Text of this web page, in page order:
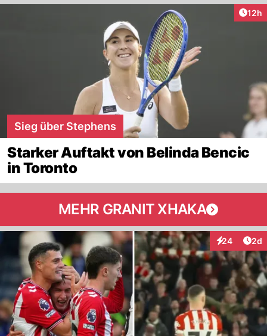
12h
Sieg über Stephens
Starker Auftakt von Belinda Bencic
in Toronto
MEHR GRANIT XHAKA
24
Interaktionen
2d